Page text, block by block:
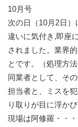
10月号 比
次の日（10月2日）
違いに気付き,即座
されました。業界
とです。（処理方
同業者として、そ
担当者と、ミスを
り取りが目に浮かび
現場は阿修羅・・